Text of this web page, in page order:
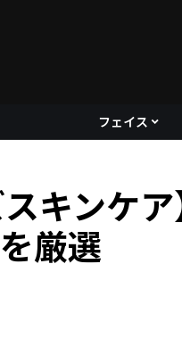
フェイス
スキンケ
厳選